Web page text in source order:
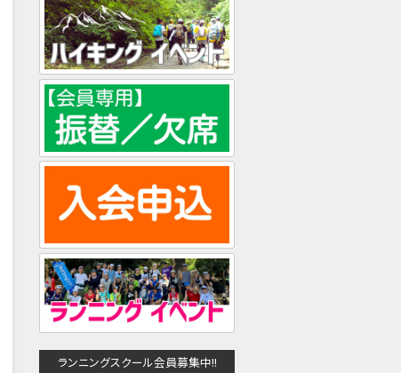
ランニングスクール会員募集中!!